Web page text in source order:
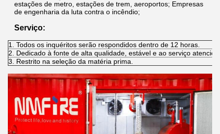
estações de metro, estações de trem, aeroportos; Empresas
de engenharia da luta contra o incêndio;
Serviço:
1. Todos os inquéritos serão respondidos dentro de 12 horas.
2. Dedicado à fonte de alta qualidade, estável e ao serviço
3. Restrito na seleção da matéria prima.